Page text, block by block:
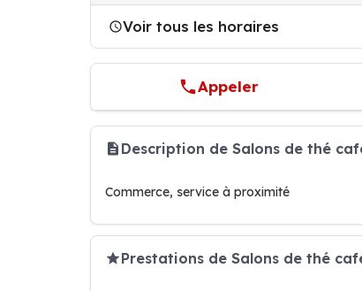
Voir tous les horaires
Appeler
Description de Salons de thé
Commerce, service à proximité
Prestations de Salons de thé